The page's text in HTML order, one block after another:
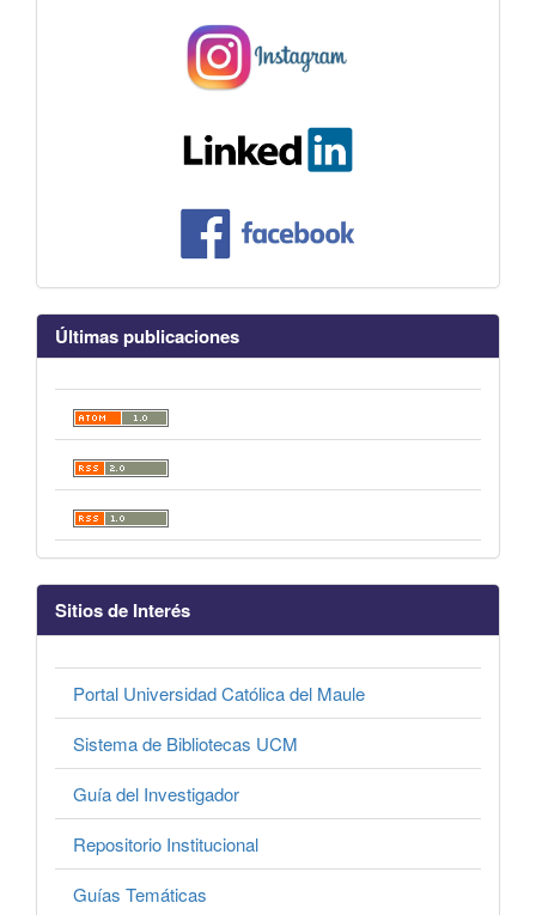
Últimas publicaciones
Sitios de Interés
Portal Universidad Católica del Maule
Sistema de Bibliotecas UCM
Guía del Investigador
Repositorio Institucional
Guías Temáticas